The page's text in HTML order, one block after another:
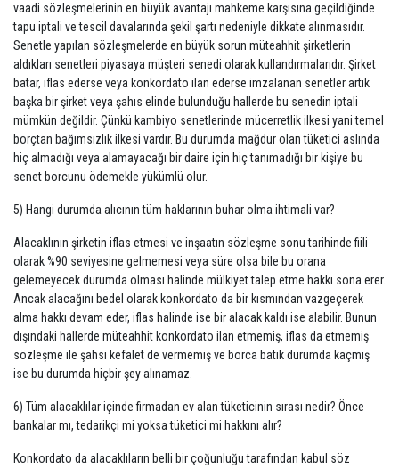
vaadi sözleşmelerinin en büyük avantajı mahkeme karşısına geçildiğinde
tapu iptali ve tescil davalarında şekil şartı nedeniyle dikkate alınmasıdır.
Senetle yapılan sözleşmelerde en büyük sorun müteahhit şirketlerin
aldıkları senetleri piyasaya müşteri senedi olarak kullandırmalarıdır. Şirket
batar, iflas ederse veya konkordato ilan ederse imzalanan senetler artık
başka bir şirket veya şahıs elinde bulunduğu hallerde bu senedin iptali
mümkün değildir. Çünkü kambiyo senetlerinde mücerretlik ilkesi yani temel
borçtan bağımsızlık ilkesi vardır. Bu durumda mağdur olan tüketici aslında
hiç almadığı veya alamayacağı bir daire için hiç tanımadığı bir kişiye bu
senet borcunu ödemekle yükümlü olur.
5) Hangi durumda alıcının tüm haklarının buhar olma ihtimali var?
Alacaklının şirketin iflas etmesi ve inşaatın sözleşme sonu tarihinde fiili
olarak %90 seviyesine gelmemesi veya süre olsa bile bu orana
gelemeyecek durumda olması halinde mülkiyet talep etme hakkı sona erer.
Ancak alacağını bedel olarak konkordato da bir kısmından vazgeçerek
alma hakkı devam eder, iflas halinde ise bir alacak kaldı ise alabilir. Bunun
dışındaki hallerde müteahhit konkordato ilan etmemiş, iflas da etmemiş
sözleşme ile şahsi kefalet de vermemiş ve borca batık durumda kaçmış
ise bu durumda hiçbir şey alınamaz.
6) Tüm alacaklılar içinde firmadan ev alan tüketicinin sırası nedir? Önce
bankalar mı, tedarikçi mi yoksa tüketici mi hakkını alır?
Konkordato da alacaklıların belli bir çoğunluğu tarafından kabul söz